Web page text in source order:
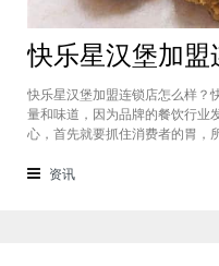
快乐星汉堡加盟连锁店怎么样？
量和味道，因为品牌的餐饮行业
心，首先就要抓住消费者的胃，
错，下面就为大家仔细分析一下
资讯